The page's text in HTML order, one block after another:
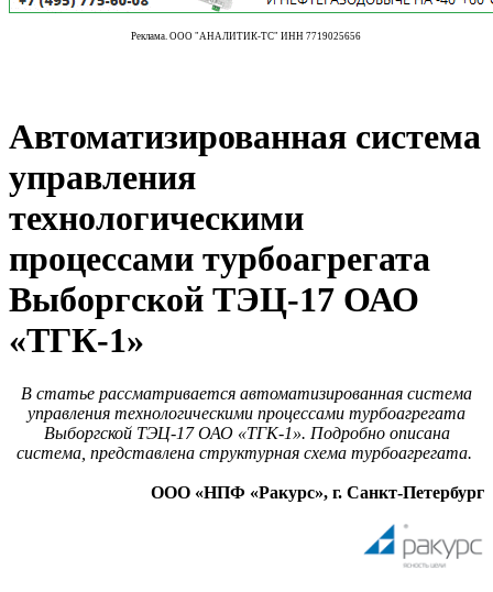
Реклама. ООО "АНАЛИТИК-ТС" ИНН 7719025656
Автоматизированная система
управления
технологическими
процессами турбоагрегата
Выборгской ТЭЦ-17 ОАО
«ТГК-1»
В статье рассматривается автоматизированная система
управления технологическими процессами турбоагрегата
Выборгской ТЭЦ-17 ОАО «ТГК-1». Подробно описана
система, представлена структурная схема турбоагрегата.
ООО «НПФ «Ракурс», г. Санкт-Петербург